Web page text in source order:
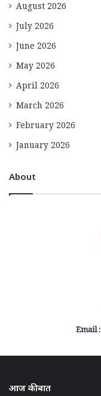
August 2026
July 2026
June 2026
May 2026
April 2026
March 2026
February 2026
January 2026
About
Email :
आज की बात